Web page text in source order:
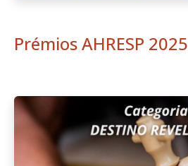
Prémios AHRESP 2025